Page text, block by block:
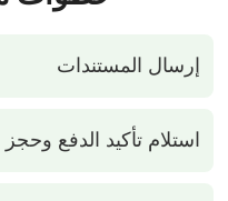
إرسال المستندات
استلام تأكيد الدفع وحجز